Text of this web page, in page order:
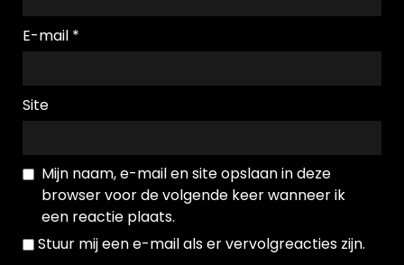
E-mail *
Site
Mijn naam, e-mail en site opslaan in deze
browser voor de volgende keer wanneer ik
een reactie plaats.
Stuur mij een e-mail als er vervolgreacties zijn.